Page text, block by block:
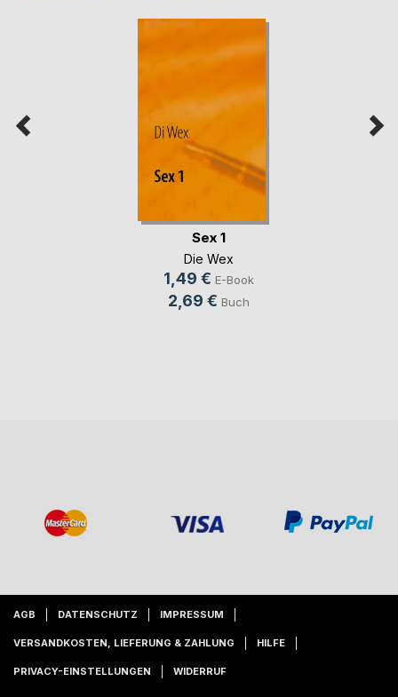
Sex 1
Die Wex
1,49 € E-Book
2,69 € Buch
AGB DATENSCHUTZ IMPRESSUM
VERSANDKOSTEN, LIEFERUNG & ZAHLUNG HILFE
PRIVACY-EINSTELLUNGEN WIDERRUF